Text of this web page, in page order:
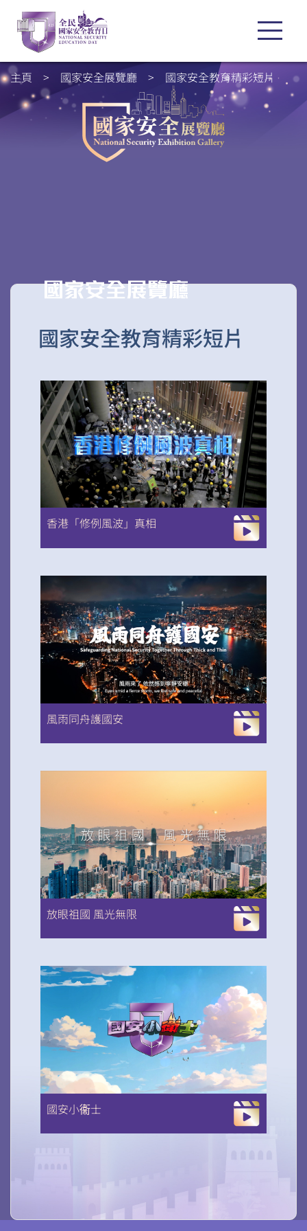
主頁 > 國家安全展覽廳 > 國家安全教育精彩短片
國家安全教育精彩短片
香港「修例風波」真相
風雨同舟護國安
放眼祖國 風光無限
國安小衞士
掃一掃關注我們的社交媒體，緊貼最新資訊！